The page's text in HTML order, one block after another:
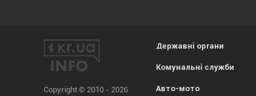
Copyright © 2010 - 2026
Державні органи
Комунальні служби
Авто-мото